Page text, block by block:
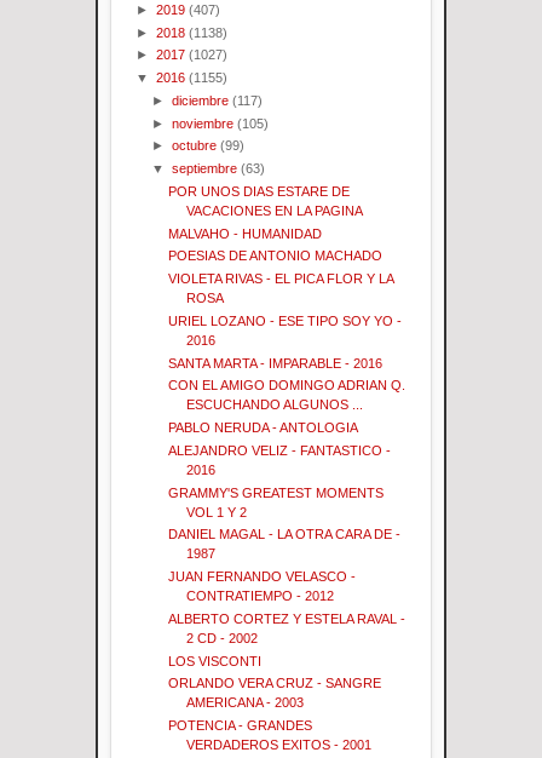
► 2019 (407)
► 2018 (1138)
► 2017 (1027)
▼ 2016 (1155)
►diciembre (117)
►noviembre (105)
►octubre (99)
▼septiembre (63)
POR UNOS DIAS ESTARE DE
VACACIONES EN LA PAGINA
MALVAHO - HUMANIDAD
POESIAS DE ANTONIO MACHADO
VIOLETA RIVAS - EL PICA FLOR Y LA
ROSA
URIEL LOZANO - ESE TIPO SOY YO -
2016
SANTA MARTA - IMPARABLE - 2016
CON EL AMIGO DOMINGO ADRIAN Q.
ESCUCHANDO ALGUNOS ...
PABLO NERUDA - ANTOLOGIA
ALEJANDRO VELIZ - FANTASTICO -
2016
GRAMMY'S GREATEST MOMENTS
VOL 1 Y 2
DANIEL MAGAL - LA OTRA CARA DE -
1987
JUAN FERNANDO VELASCO -
CONTRATIEMPO - 2012
ALBERTO CORTEZ Y ESTELA RAVAL -
2 CD - 2002
LOS VISCONTI
ORLANDO VERA CRUZ - SANGRE
AMERICANA - 2003
POTENCIA - GRANDES
VERDADEROS EXITOS - 2001